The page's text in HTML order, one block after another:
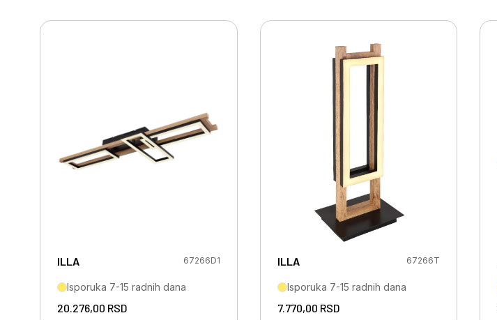
ILLA 67266D1
Isporuka 7-15 radnih dana
20.276,00 RSD
ILLA 67266T
Isporuka 7-15 radnih dana
7.770,00 RSD